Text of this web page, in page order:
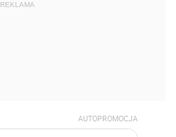
REKLAMA
AUTOPROMOCJA